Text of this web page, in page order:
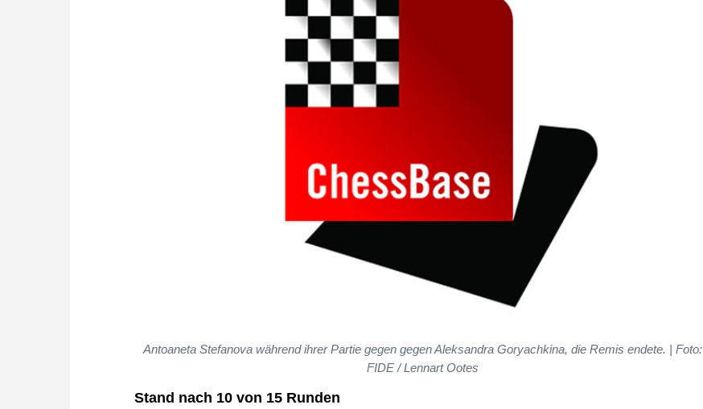
Antoaneta Stefanova während ihrer Partie gegen gegen Aleksandra Goryachkina, die Remis endete. | Foto:
FIDE / Lennart Ootes
Stand nach 10 von 15 Runden